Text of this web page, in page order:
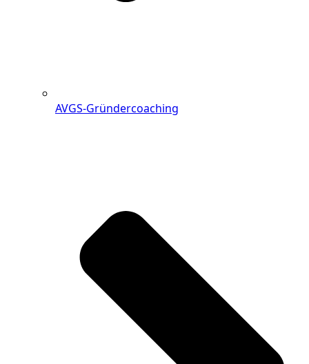
AVGS-Gründercoaching